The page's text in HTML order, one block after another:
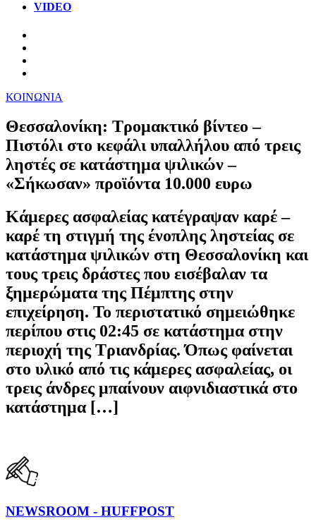
VIDEO
ΚΟΙΝΩΝΙΑ
Θεσσαλονίκη: Τρομακτικό βίντεο –
Πιστόλι στο κεφάλι υπαλλήλου από τρεις
ληστές σε κατάστημα ψιλικών –
«Σήκωσαν» προϊόντα 10.000 ευρω
Kάμερες ασφαλείας κατέγραψαν καρέ –
καρέ τη στιγμή της ένοπλης ληστείας σε
κατάστημα ψιλικών στη Θεσσαλονίκη και
τους τρεις δράστες που εισέβαλαν τα
ξημερώματα της Πέμπτης στην
επιχείρηση. Το περιστατικό σημειώθηκε
περίπου στις 02:45 σε κατάστημα στην
περιοχή της Τριανδρίας. Όπως φαίνεται
στο υλικό από τις κάμερες ασφαλείας, οι
τρεις άνδρες μπαίνουν αιφνιδιαστικά στο
κατάστημα […]
NEWSROOM - HUFFPOST